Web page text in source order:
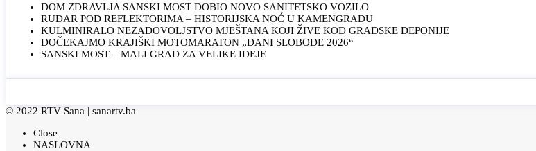
DOM ZDRAVLJA SANSKI MOST DOBIO NOVO SANITETSKO VOZILO
RUDAR POD REFLEKTORIMA – HISTORIJSKA NOĆ U KAMENGRADU
KULMINIRALO NEZADOVOLJSTVO MJEŠTANA KOJI ŽIVE KOD GRADSKE DEPONIJE
DOČEKAJMO KRAJIŠKI MOTOMARATON „DANI SLOBODE 2026“
SANSKI MOST – MALI GRAD ZA VELIKE IDEJE
© 2022 RTV Sana | sanartv.ba
Close
NASLOVNA